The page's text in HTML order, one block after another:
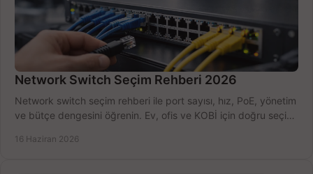
Network Switch Seçim Rehberi 2026
Network switch seçim rehberi ile port sayısı, hız, PoE, yönetim
ve bütçe dengesini öğrenin. Ev, ofis ve KOBİ için doğru seçimi
16 Haziran 2026